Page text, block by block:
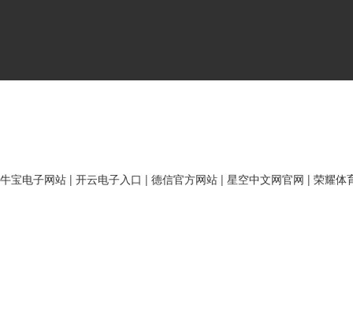
牛宝电子网站 | 开云电子入口 | 德信官方网站 | 星空中文网官网 | 荣耀体